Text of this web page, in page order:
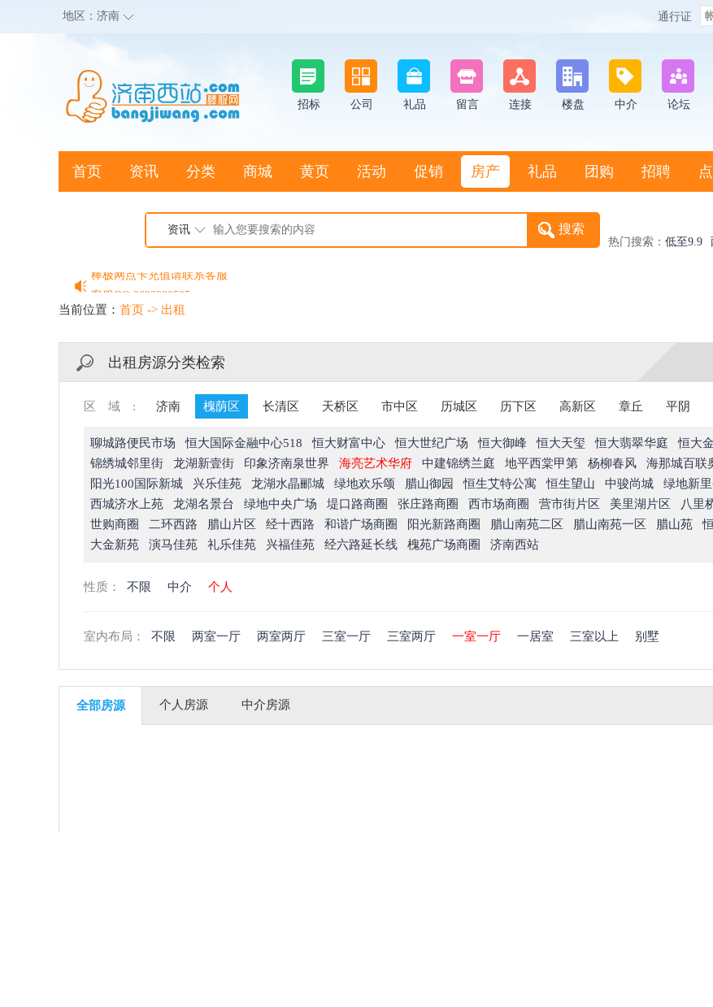
地区： 济南 通行证
招标 公司 礼品 留言 连接 楼盘 中介 论坛
首页 资讯 分类 商城 黄页 活动 促销 房产 礼品 团购 招聘
资讯
热门搜索： 低至9.9
客服QQ:2692290505
充100送20
当前位置： 首页 -> 出租
出租房源分类检索
区域: 济南 槐荫区 长清区 天桥区 市中区 历城区 历下区 高新区 章丘 平阴
聊城路便民市场 恒大国际金融中心518 恒大财富中心 恒大世纪广场 恒大御峰 恒大天玺 恒大翡翠华庭 恒大
锦绣城邻里街
龙湖新壹街 印象济南泉世界 海亮艺术华府 中建锦绣兰庭 地平西棠甲第 杨柳春风 海那城百联
阳光100国际新城
兴乐佳苑 龙湖水晶郦城 绿地欢乐颂 腊山御园 恒生艾特公寓 恒生望山 中骏尚城 绿地新
西城济水上苑
龙湖名景台 绿地中央广场 堤口路商圈 张庄路商圈 西市场商圈 营市街片区 美里湖片区 八里
世购商圈
二环西路 腊山片区 经十西路 和谐广场商圈 阳光新路商圈 腊山南苑二区 腊山南苑一区 腊山苑
大金新苑
演马佳苑 礼乐佳苑 兴福佳苑 经六路延长线 槐苑广场商圈 济南西站
性质： 不限 中介 个人
室内布局： 不限 两室一厅 两室两厅 三室一厅 三室两厅 一室一厅 一居室 三室以上 别墅
全部房源 个人房源 中介房源